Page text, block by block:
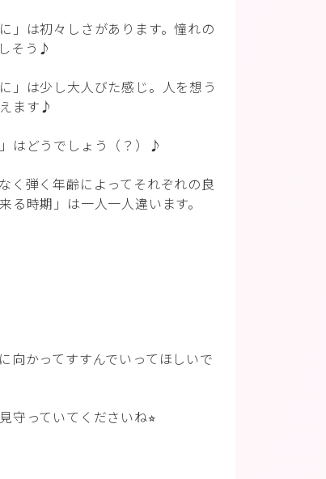
」は初々しさがあります。憧れの
そう♪
」は少し大人びた感じ。人を想う
ます♪
はどうでしょう（？）♪
く弾く年齢によってそれぞれの良
る時期」は一人一人違います。
向かってすすんでいってほしいで
守っていてくださいね⭐︎